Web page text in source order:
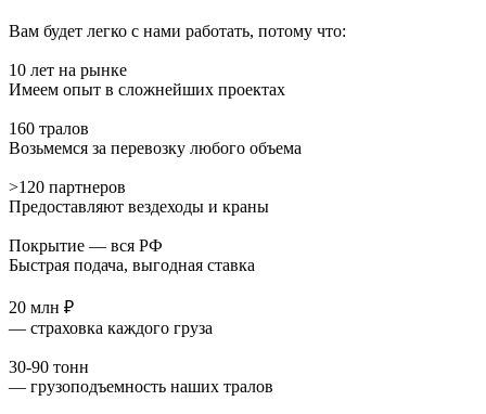
Вам будет легко с нами работать, потому что:
10 лет на рынке
Имеем опыт в сложнейших проектах
160 тралов
Возьмемся за перевозку любого объема
>120 партнеров
Предоставляют вездеходы и краны
Покрытие — вся РФ
Быстрая подача, выгодная ставка
20 млн ₽
— страховка каждого груза
30-90 тонн
— грузоподъемность наших тралов